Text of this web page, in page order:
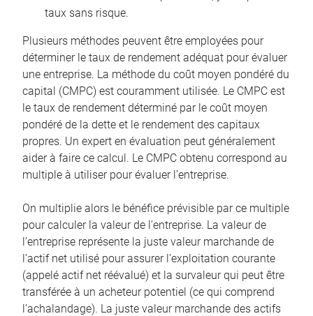
taux sans risque.
Plusieurs méthodes peuvent être employées pour
déterminer le taux de rendement adéquat pour évaluer
une entreprise. La méthode du coût moyen pondéré du
capital (CMPC) est couramment utilisée. Le CMPC est
le taux de rendement déterminé par le coût moyen
pondéré de la dette et le rendement des capitaux
propres. Un expert en évaluation peut généralement
aider à faire ce calcul. Le CMPC obtenu correspond au
multiple à utiliser pour évaluer l’entreprise.
On multiplie alors le bénéfice prévisible par ce multiple
pour calculer la valeur de l’entreprise. La valeur de
l’entreprise représente la juste valeur marchande de
l’actif net utilisé pour assurer l’exploitation courante
(appelé actif net réévalué) et la survaleur qui peut être
transférée à un acheteur potentiel (ce qui comprend
l’achalandage). La juste valeur marchande des actifs